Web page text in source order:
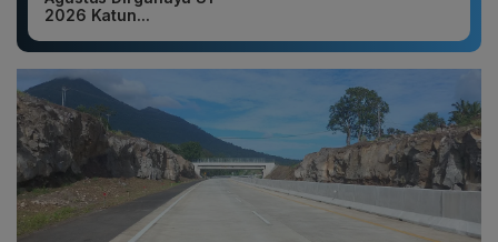
2026 Katun...